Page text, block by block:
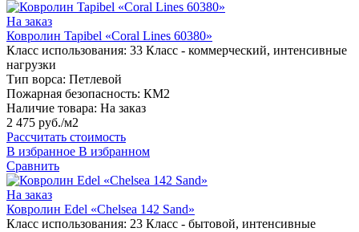
На заказ
Ковролин Tapibel «Coral Lines 60380»
Класс использования: 33 Класс - коммерческий, интенсивные
нагрузки
Тип ворса: Петлевой
Пожарная безопасность: КМ2
Наличие товара: На заказ
2 475 руб./м2
Рассчитать стоимость
В избранное В избранном
Сравнить
На заказ
Ковролин Edel «Chelsea 142 Sand»
Класс использования: 23 Класс - бытовой, интенсивные